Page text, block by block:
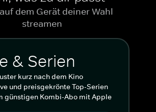
dem Gerät deiner Wahl
streamen
& Serien
kurz nach dem Kino
und preisgekrönte Top-Serien
günstigen Kombi-Abo mit Apple